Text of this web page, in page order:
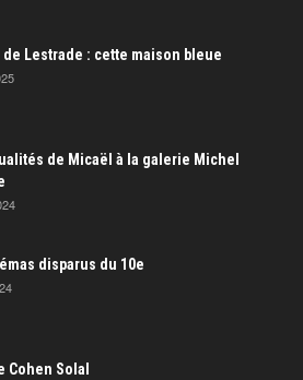
de Lestrade : cette maison bleue
de Micaël à la galerie Michel
disparus du 10e
Cohen Solal